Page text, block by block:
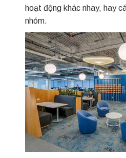
hoạt động khác nhay, hay
nhóm.